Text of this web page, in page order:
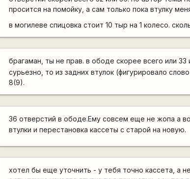
просится на помойку, а сам только пока втулку
в могилеве спицовка стоит 10 тыр на 1 колесо.
брагаман, ты не прав. в ободе скорее всего или
сурьезно, то из задних втулок (фигурировало
8(9).
36 отверстий в ободе.Ему совсем еще не жопа а
втулки и перестановка кассеты с старой на новую.
хотел бы еще уточнить - у тебя точно кассета, а